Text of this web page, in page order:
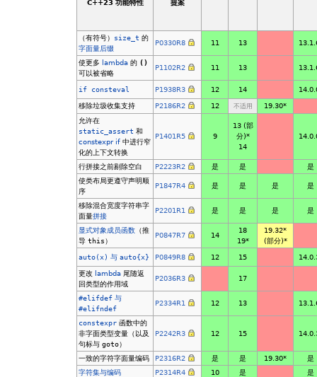
C++23 功能特性 提案
（有符号） size_t 的
字面量后缀
P0330R8 11 13
使更多 lambda 的 ()
可以被省略
P1102R2 11 13
if consteval P1938R3 12 14
移除垃圾收集支持
P2186R2 12 不适用
19.30*
允许在
static_assert 和
constexpr if 中进行窄
化的上下文转换
P1401R5 9
13 (部
分)*
14
行拼接之前剔除空白 P2223R2 是 是
是
使类布局更遵守声明顺
序
P1847R4 是 是 是 是
移除混合宽度字符串字
面量拼接
P2201R1 是 是 是 是
显式对象成员函数 （推
导this）
P0847R7 14
18
19*
19.32*
(部分)*
auto(x) 与auto{x} P0849R8 12 15
更改 lambda 尾随返
回类型的作用域
P2036R3 17
#elifdef 与
#elifndef
P2334R1 12 13
constexpr 函数中的
非字面类型变量（以及
句标与goto）
P2242R3 12 15
一致的字符字面量编码 P2316R2 是 是 19.30*
是
字符集与编码
P2314R4 10 是
是